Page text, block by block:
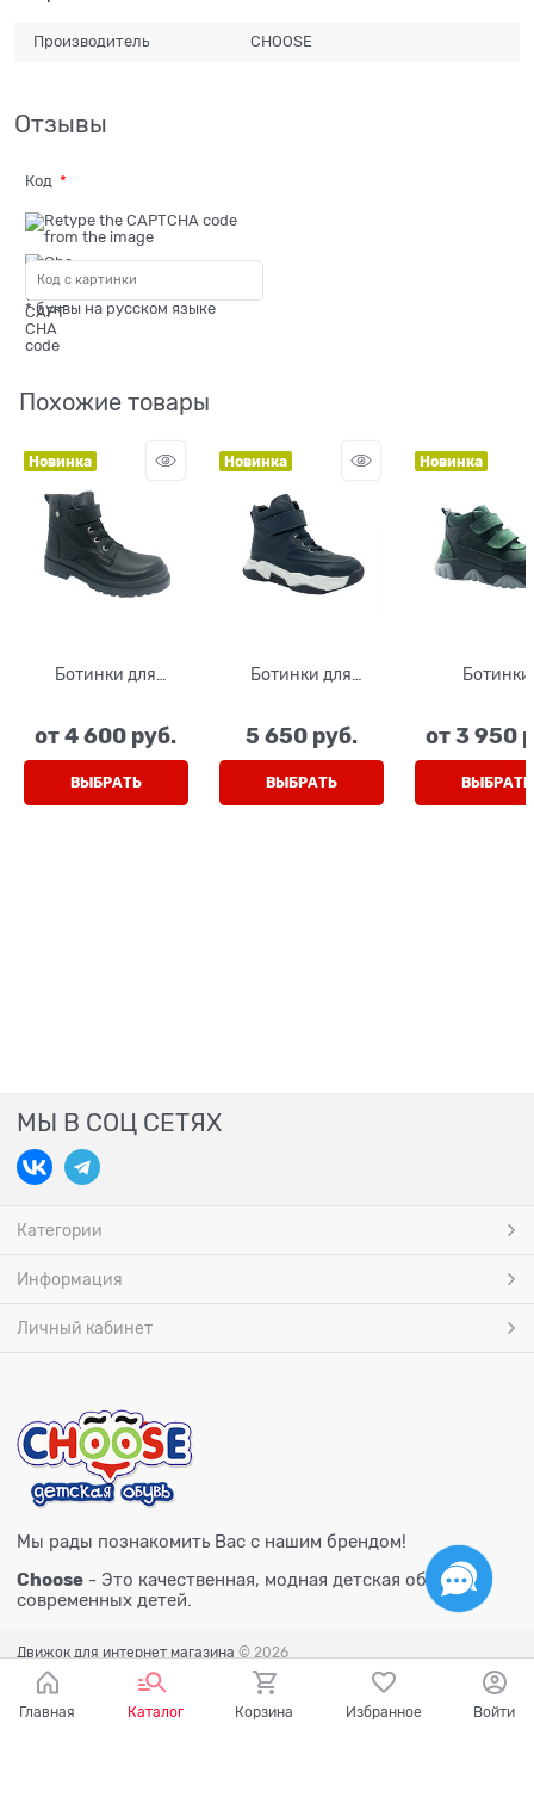
Производитель CHOOSE
Отзывы
Код
* буквы на русском языке
Похожие товары
Новинка
Ботинки для
шнурки
от4 600 руб.
ВЫБРАТЬ
Новинка
Ботинки для
липучка
5 650 руб.
ВЫБРАТЬ
Новинка
Ботинки
темно-
липучках
от3 950
ВЫБРАТЬ
МЫ В СОЦ СЕТЯХ
Категории
Информация
Личный кабинет
Мы рады познакомить Вас с нашим брендом!
Choose - Это качественная, модная детская обувь для
современных детей.
Движок для интернет магазина © 2026
Главная Каталог Корзина Избранное Войти